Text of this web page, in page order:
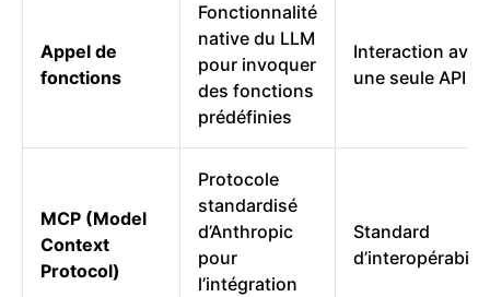
Appel de
fonctions
Fonctionnalité
native du LLM
pour invoquer
des fonctions
prédéfinies
Interaction avec
une seule API
MCP (Model
Context
Protocol)
Protocole
standardisé
d’Anthropic
pour
l’intégration
Standard